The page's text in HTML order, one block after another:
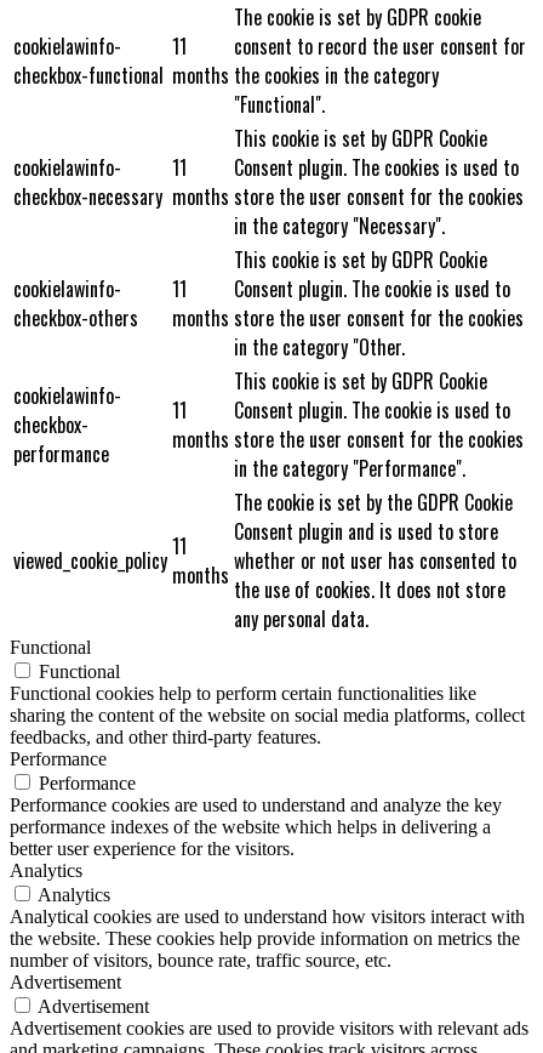
cookielawinfo-
checkbox-functional
11
months
The cookie is set by GDPR cookie
consent to record the user consent for
the cookies in the category
"Functional".
cookielawinfo-
checkbox-necessary
11
months
This cookie is set by GDPR Cookie
Consent plugin. The cookies is used to
store the user consent for the cookies
in the category "Necessary".
cookielawinfo-
checkbox-others
11
months
This cookie is set by GDPR Cookie
Consent plugin. The cookie is used to
store the user consent for the cookies
in the category "Other.
cookielawinfo-
checkbox-
performance
11
months
This cookie is set by GDPR Cookie
Consent plugin. The cookie is used to
store the user consent for the cookies
in the category "Performance".
viewed_cookie_policy11
months
The cookie is set by the GDPR Cookie
Consent plugin and is used to store
whether or not user has consented to
the use of cookies. It does not store
any personal data.
Functional
Functional
Functional cookies help to perform certain functionalities like
sharing the content of the website on social media platforms, collect
feedbacks, and other third-party features.
Performance
Performance
Performance cookies are used to understand and analyze the key
performance indexes of the website which helps in delivering a
better user experience for the visitors.
Analytics
Analytics
Analytical cookies are used to understand how visitors interact with
the website. These cookies help provide information on metrics the
number of visitors, bounce rate, traffic source, etc.
Advertisement
Advertisement
Advertisement cookies are used to provide visitors with relevant ads